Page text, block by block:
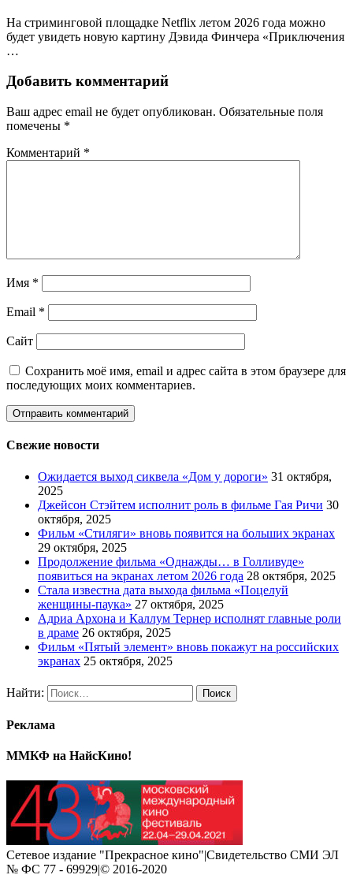
На стриминговой площадке Netflix летом 2026 года можно
будет увидеть новую картину Дэвида Финчера «Приключения
…
Добавить комментарий
Ваш адрес email не будет опубликован. Обязательные поля
помечены *
Комментарий *
Имя *
Email *
Сайт
Сохранить моё имя, email и адрес сайта в этом браузере для
последующих моих комментариев.
Свежие новости
Ожидается выход сиквела «Дом у дороги» 31 октября,
2025
Джейсон Стэйтем исполнит роль в фильме Гая Ричи 30
октября, 2025
Фильм «Стиляги» вновь появится на больших экранах
29 октября, 2025
Продолжение фильма «Однажды… в Голливуде»
появиться на экранах летом 2026 года 28 октября, 2025
Стала известна дата выхода фильма «Поцелуй
женщины-паука» 27 октября, 2025
Адриа Архона и Каллум Тернер исполнят главные роли
в драме 26 октября, 2025
Фильм «Пятый элемент» вновь покажут на российских
экранах 25 октября, 2025
Найти:
Реклама
ММКФ на НайсКино!
Сетевое издание "Прекрасное кино"|Свидетельство СМИ ЭЛ
№ ФС 77 - 69929|© 2016-2020